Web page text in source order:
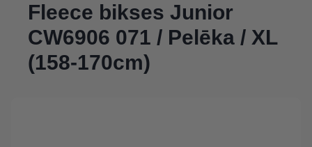
Fleece bikses Junior
CW6906 071 / Pelēka / XL
(158-170cm)